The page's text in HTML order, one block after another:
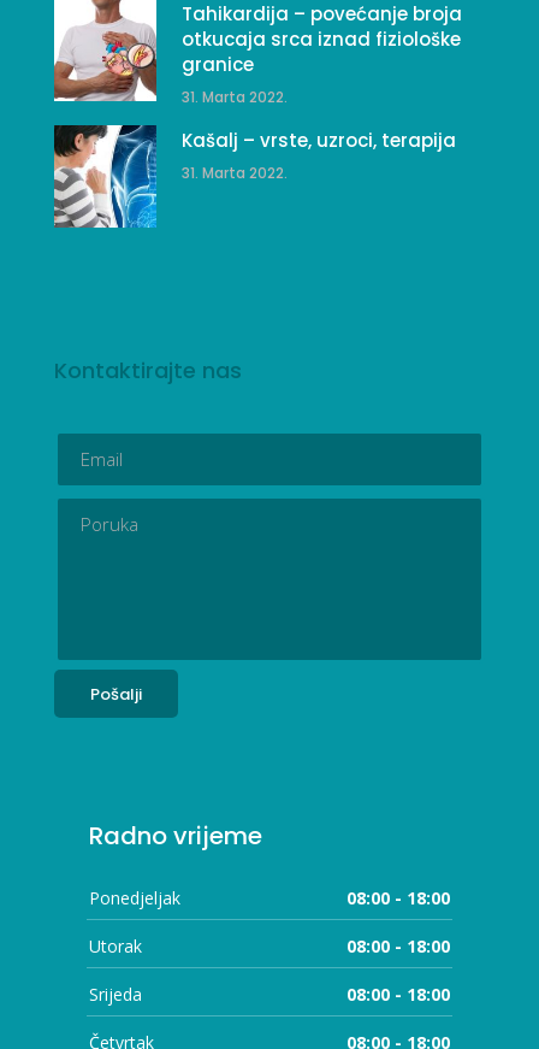
Tahikardija – povećanje broja
otkucaja srca iznad fiziološke
granice
31. Marta 2022.
Kašalj – vrste, uzroci, terapija
31. Marta 2022.
Kontaktirajte nas
Radno vrijeme
Ponedjeljak 08:00 - 18:00
Utorak 08:00 - 18:00
Srijeda 08:00 - 18:00
Četvrtak 08:00 - 18:00